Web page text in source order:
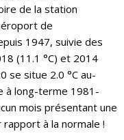
de la station
de
1947, suivie des
(11.1 °C) et 2014
se situe 2.0 °C au-
à long-terme 1981-
mois présentant une
à la normale !